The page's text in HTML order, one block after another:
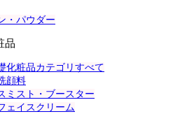
・パウダー
品
化粧品カテゴリすべて
顔料
ミスト・ブースター
ェイスクリーム